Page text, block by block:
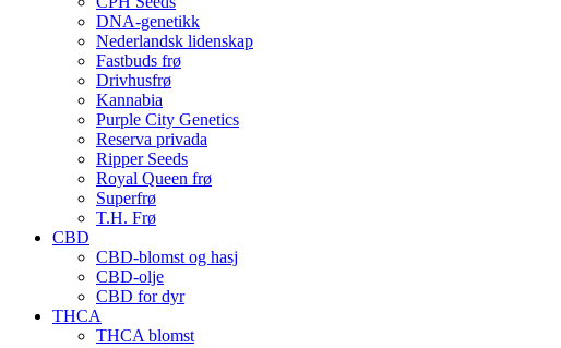
DNA-genetikk
Nederlandsk lidenskap
Fastbuds frø
Drivhusfrø
Kannabia
Purple City Genetics
Reserva privada
Ripper Seeds
Royal Queen frø
Superfrø
T.H. Frø
CBD
CBD-blomst og hasj
CBD-olje
CBD for dyr
THCA
THCA blomst